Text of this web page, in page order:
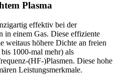
Plasma
effektiv bei der
in einem Gas. Diese effiziente
weitaus höhere Dichte an freien
1000-mal mehr) als
(HF-)Plasmen. Diese hohe
Leistungsmerkmale.